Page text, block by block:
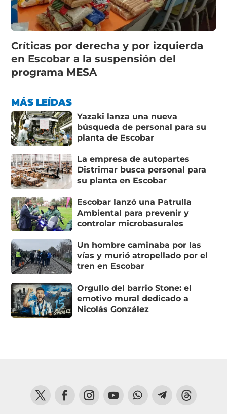
Críticas por derecha y por izquierda
en Escobar a la suspensión del
programa MESA
MÁS LEÍDAS
Yazaki lanza una nueva
búsqueda de personal para su
planta de Escobar
La empresa de autopartes
Distrimar busca personal para
su planta en Escobar
Escobar lanzó una Patrulla
Ambiental para prevenir y
controlar microbasurales
Un hombre caminaba por las
vías y murió atropellado por el
tren en Escobar
Orgullo del barrio Stone: el
emotivo mural dedicado a
Nicolás González